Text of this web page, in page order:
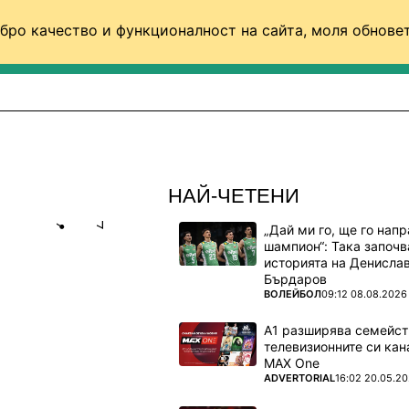
качество и функционалност на сайта, моля
НАЙ-ЧЕТЕНИ
„Дай ми го, ще го
шампион“: Така
историята на Денислав
Бърдаров
ПОВЕЧЕ ОТ
ВОЛЕЙБОЛ09:12 08.08.2026
А1 разширява
телевизионните си
MAX One
ПОВЕЧЕ ОТ
ADVERTORIAL16:02